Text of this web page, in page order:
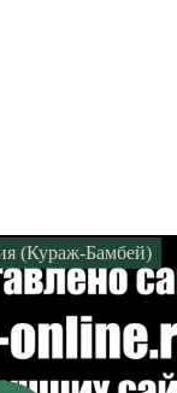
(Кураж-Бамбей)